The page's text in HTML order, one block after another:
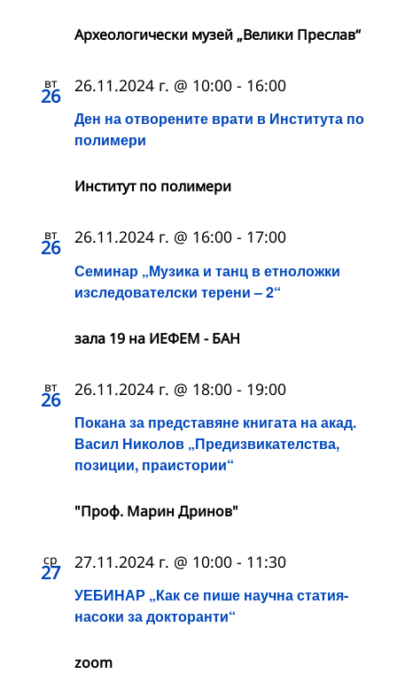
Археологически музей „Велики Преслав“
вт
26
Ден на отворените врати в Института по
полимери
26.11.2024 г. @ 10:00 - 16:00
Институт по полимери
вт
26
Семинар „Музика и танц в етноложки
изследователски терени – 2“
26.11.2024 г. @ 16:00 - 17:00
зала 19 на ИЕФЕМ - БАН
вт
26
Покана за представяне книгата на акад.
Васил Николов „Предизвикателства,
позиции, праистории“
26.11.2024 г. @ 18:00 - 19:00
"Проф. Марин Дринов"
ср
27
УЕБИНАР „Как се пише научна статия-
насоки за докторанти“
27.11.2024 г. @ 10:00 - 11:30
zoom